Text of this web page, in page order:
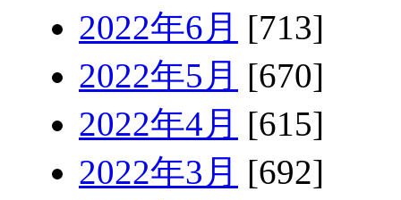
2022年6月 [713]
2022年5月 [670]
2022年4月 [615]
2022年3月 [692]